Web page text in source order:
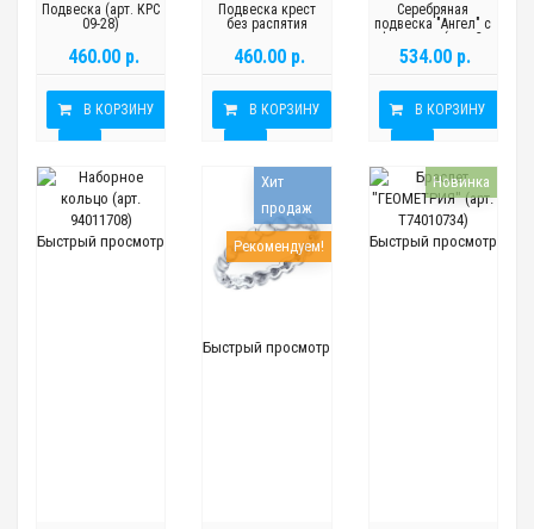
Подвеска (арт. КРС
09-28)
460.00 р.
В КОРЗИНУ
Подвеска крест
без распятия
460.00 р.
В КОРЗИНУ
Серебряная
подвеска "Ангел" с
фианитом (арт. 3-
211 а)
534.00 р.
В КОРЗИНУ
Быстрый просмотр
Хит
продаж
Рекомендуем!
Быстрый просмотр
Новинка
Быстрый просмотр